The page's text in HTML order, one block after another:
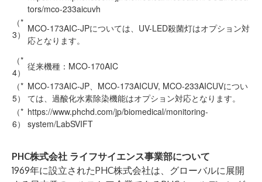
tors/mco-233aicuvh
（*
3）
MCO-173AIC-JPについては、UV-LED殺菌灯はオプション対
応となります。
（*
4）
従来機種：MCO-170AIC
（*
5）
MCO-173AIC-JP、MCO-173AICUV, MCO-233AICUVについ
ては、過酸化水素除染機能はオプション対応となります。
（*
6）
https://www.phchd.com/jp/biomedical/monitoring-
system/LabSVIFT
PHC株式会社 ライフサイエンス事業部について
1969年に設立されたPHC株式会社は、グローバルに展開